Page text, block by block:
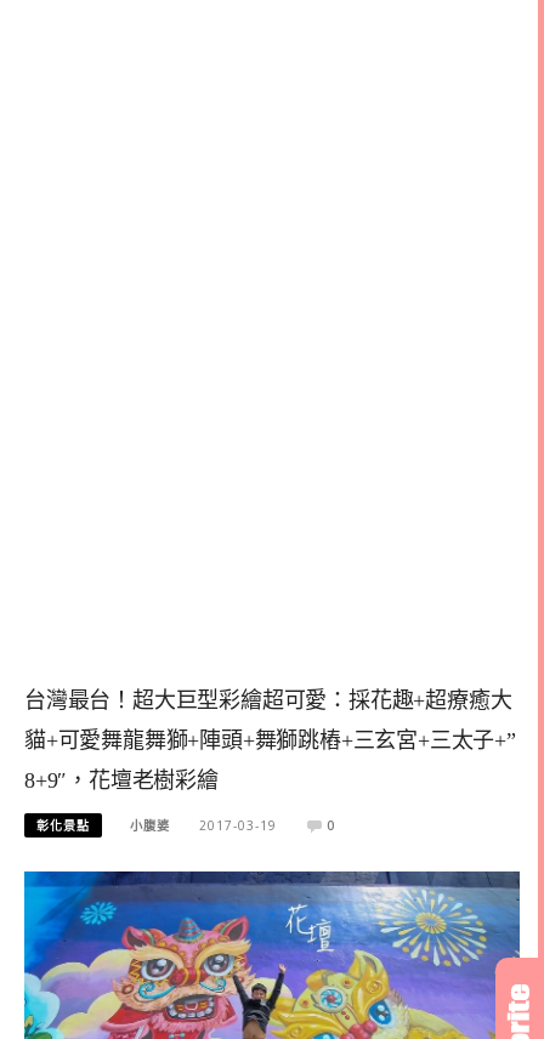
台灣最台！超大巨型彩繪超可愛：採花趣+超療癒大
貓+可愛舞龍舞獅+陣頭+舞獅跳樁+三玄宮+三太子+”
8+9″，花壇老樹彩繪
彰化景點 小腹婆 2017-03-19 0